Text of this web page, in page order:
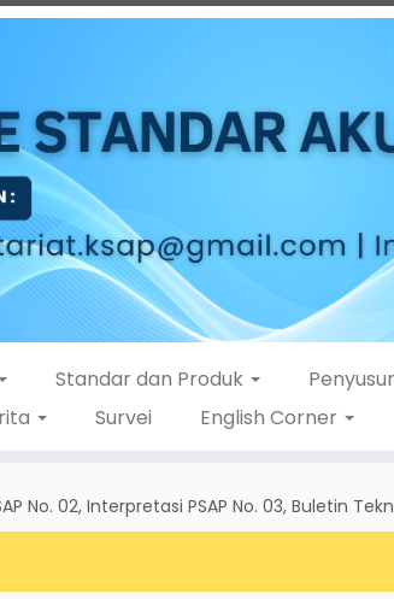
Standar dan Produk
Survei English Corner
No. 02, Interpretasi PSAP No. 03, Buletin